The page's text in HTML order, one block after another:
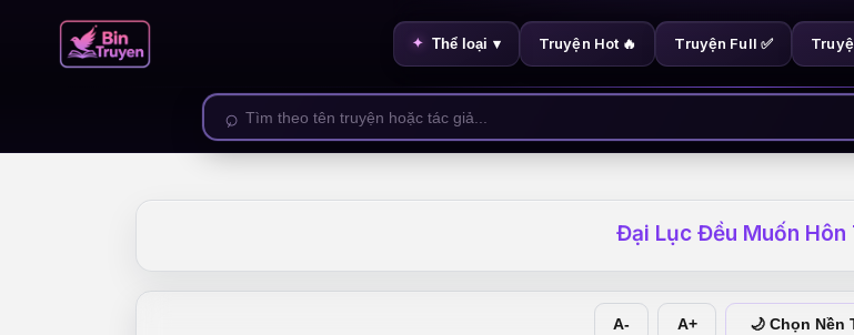
Thể loại ▾ Truyện Hot 🔥 Truyện Full ✅
Đại Lục Đều Muốn Hôn
A- A+ 🌙 Chọn Nền